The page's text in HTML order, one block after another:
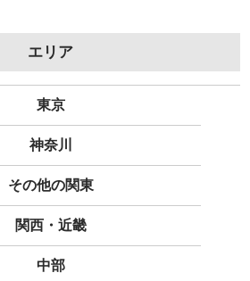
エリア
東京
神奈川
その他の関東
関西・近畿
中部